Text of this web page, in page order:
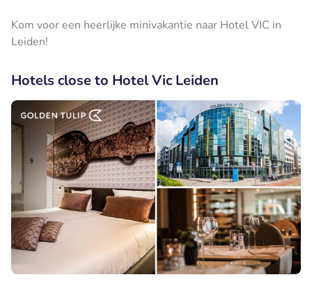
Kom voor een heerlijke minivakantie naar Hotel VIC in
Leiden!
Hotels close to Hotel Vic Leiden